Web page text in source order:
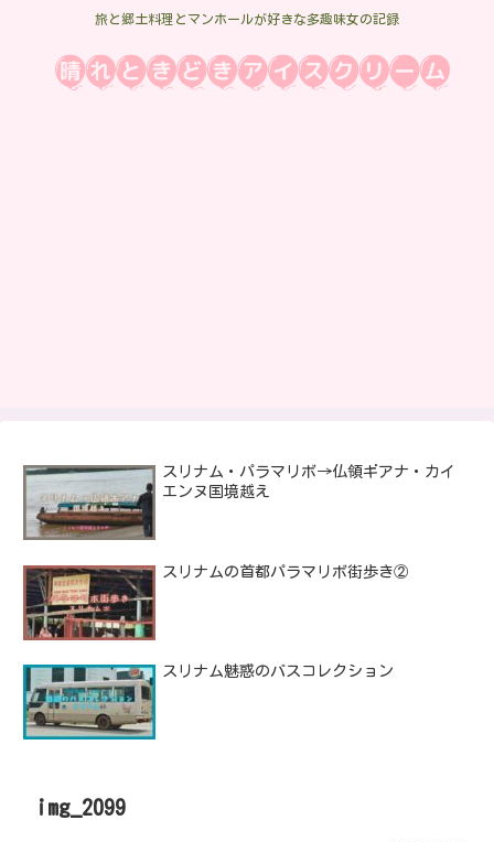
旅と郷土料理とマンホールが好きな多趣味女の記録
スリナム・パラマリボ→仏領ギアナ・カイ
エンヌ国境越え
スリナムの首都パラマリボ街歩き②
スリナム魅惑のバスコレクション
img_2099